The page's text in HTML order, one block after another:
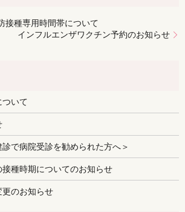
接種専用時間帯について
インフルエンザワクチン予約のお知らせ
ついて
で病院受診を勧められた方へ＞
種時期についてのお知らせ
のお知らせ